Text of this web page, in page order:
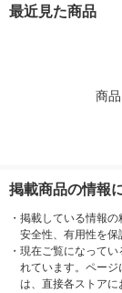
W 1個
最近見た商品
商
掲載商品の情報
・ 掲載している情報の
安全性、有用性を保
・ 現在ご覧になってい
れています。ペー
は、直接各ストアに